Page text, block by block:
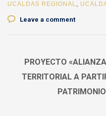
UCALDAS REGIONAL,
Leave a comment
PROYECTO
TERRITORIAL A